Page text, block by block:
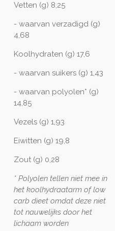
Vetten (g) 8,25
- waarvan verzadigd (g)
4,68
Koolhydraten (g) 17,6
- waarvan suikers (g) 1,43
- waarvan polyolen* (g)
14,85
Vezels (g) 1,93
Eiwitten (g) 19,8
Zout (g) 0,28
* Polyolen tellen niet mee in
het koolhydraatarm of low
carb dieet omdat deze niet
tot nauwelijks door het
lichaam worden